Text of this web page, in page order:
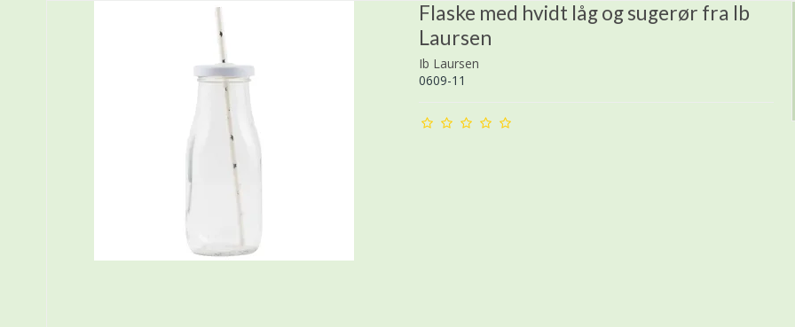
Flaske med hvidt låg og sugerør fra Ib
Laursen
Ib Laursen
0609-11